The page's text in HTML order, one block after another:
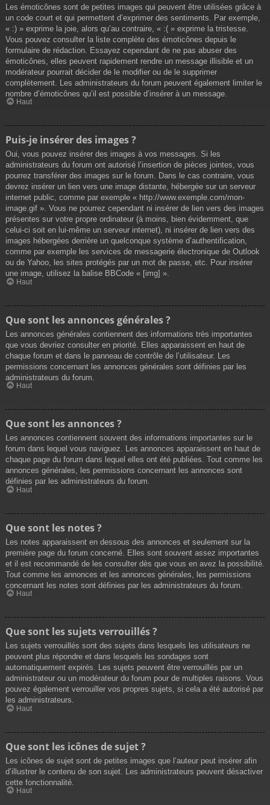
Les émoticônes sont de petites images qui peuvent être utilisées grâce à
un code court et qui permettent d’exprimer des sentiments. Par exemple,
« :) » exprime la joie, alors qu’au contraire, « :( » exprime la tristesse.
Vous pouvez consulter la liste complète des émoticônes depuis le
formulaire de rédaction. Essayez cependant de ne pas abuser des
émoticônes, elles peuvent rapidement rendre un message illisible et un
modérateur pourrait décider de le modifier ou de le supprimer
complètement. Les administrateurs du forum peuvent également limiter le
nombre d’émoticônes qu’il est possible d’insérer à un message.
Haut
Puis-je insérer des images ?
Oui, vous pouvez insérer des images à vos messages. Si les
administrateurs du forum ont autorisé l’insertion de pièces jointes, vous
pourrez transférer des images sur le forum. Dans le cas contraire, vous
devrez insérer un lien vers une image distante, hébergée sur un serveur
internet public, comme par exemple « http://www.exemple.com/mon-
image.gif ». Vous ne pourrez cependant ni insérer de lien vers des images
présentes sur votre propre ordinateur (à moins, bien évidemment, que
celui-ci soit en lui-même un serveur internet), ni insérer de lien vers des
images hébergées derrière un quelconque système d’authentification,
comme par exemple les services de messagerie électronique de Outlook
ou de Yahoo, les sites protégés par un mot de passe, etc. Pour insérer
une image, utilisez la balise BBCode « [img] ».
Haut
Que sont les annonces générales ?
Les annonces générales contiennent des informations très importantes
que vous devriez consulter en priorité. Elles apparaissent en haut de
chaque forum et dans le panneau de contrôle de l’utilisateur. Les
permissions concernant les annonces générales sont définies par les
administrateurs du forum.
Haut
Que sont les annonces ?
Les annonces contiennent souvent des informations importantes sur le
forum dans lequel vous naviguez. Les annonces apparaissent en haut de
chaque page du forum dans lequel elles ont été publiées. Tout comme les
annonces générales, les permissions concernant les annonces sont
définies par les administrateurs du forum.
Haut
Que sont les notes ?
Les notes apparaissent en dessous des annonces et seulement sur la
première page du forum concerné. Elles sont souvent assez importantes
et il est recommandé de les consulter dès que vous en avez la possibilité.
Tout comme les annonces et les annonces générales, les permissions
concernant les notes sont définies par les administrateurs du forum.
Haut
Que sont les sujets verrouillés ?
Les sujets verrouillés sont des sujets dans lesquels les utilisateurs ne
peuvent plus répondre et dans lesquels les sondages sont
automatiquement expirés. Les sujets peuvent être verrouillés par un
administrateur ou un modérateur du forum pour de multiples raisons. Vous
pouvez également verrouiller vos propres sujets, si cela a été autorisé par
les administrateurs.
Haut
Que sont les icônes de sujet ?
Les icônes de sujet sont de petites images que l’auteur peut insérer afin
d’illustrer le contenu de son sujet. Les administrateurs peuvent désactiver
cette fonctionnalité.
Haut